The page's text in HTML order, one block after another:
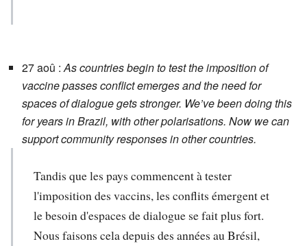
27 aoû :As countries begin to test the imposition of
vaccine passes conflict emerges and the need for
spaces of dialogue gets stronger. We’ve been doing this
for years in Brazil, with other polarisations. Now we can
support community responses in other countries.
Tandis que les pays commencent à tester
l'imposition des vaccins, les conflits émergent et
le besoin d'espaces de dialogue se fait plus fort.
Nous faisons cela depuis des années au Brésil,